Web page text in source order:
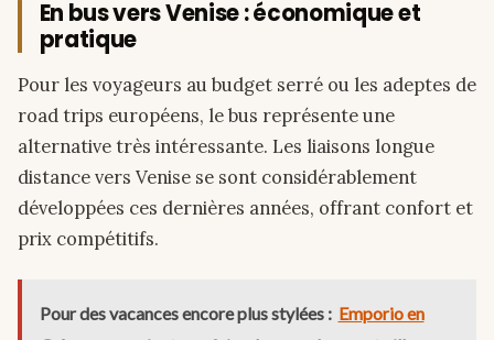
En bus vers Venise : économique et
pratique
Pour les voyageurs au budget serré ou les adeptes de
road trips européens, le bus représente une
alternative très intéressante. Les liaisons longue
distance vers Venise se sont considérablement
développées ces dernières années, offrant confort et
prix compétitifs.
Pour des vacances encore plus stylées : Emporio en